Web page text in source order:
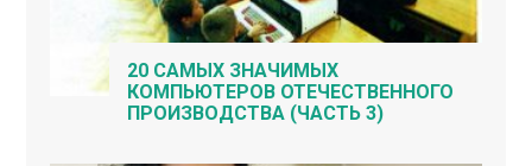
20 САМЫХ ЗНАЧИМЫХ
КОМПЬЮТЕРОВ ОТЕЧЕСТВЕННОГО
ПРОИЗВОДСТВА (ЧАСТЬ 3)